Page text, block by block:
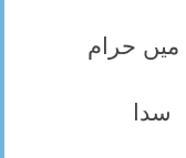
حرام
سدا